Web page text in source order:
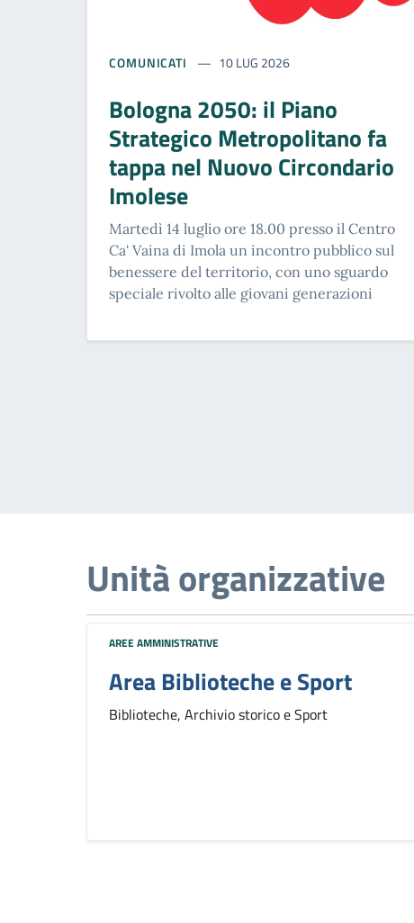
COMUNICATI 10 LUG 2026
Bologna 2050: il Piano
Strategico Metropolitano fa
tappa nel Nuovo Circondario
Imolese
Martedì 14 luglio ore 18.00 presso il Centro
Ca' Vaina di Imola un incontro pubblico sul
benessere del territorio, con uno sguardo
speciale rivolto alle giovani generazioni
Unità organizzative
AREE AMMINISTRATIVE
Area Biblioteche e Sport
Biblioteche, Archivio storico e Sport